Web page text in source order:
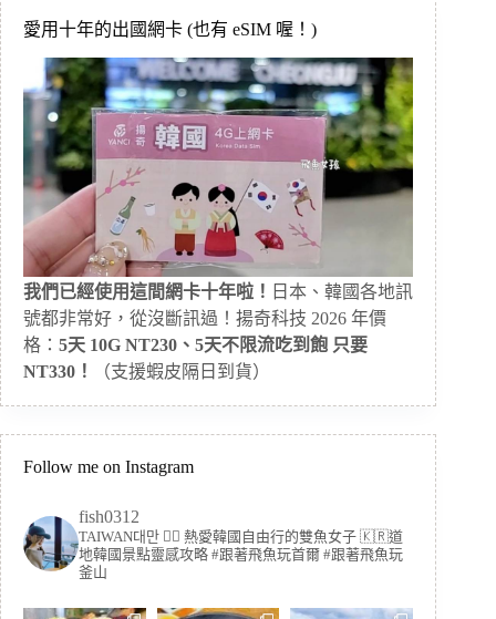
愛用十年的出國網卡 (也有 eSIM 喔！)
我們已經使用這間網卡十年啦！ 日本、韓國各地訊
號都非常好，從沒斷訊過！揚奇科技 2026 年價
格： 5天 10G NT230、5天不限流吃到飽 只要
NT330！
（支援蝦皮隔日到貨）
Follow me on Instagram
fish0312
TAIWAN대만 🏳️‍🌈 熱愛韓國自由行的雙魚女子 🇰🇷道
地韓國景點靈感攻略 #跟著飛魚玩首爾 #跟著飛魚玩
釜山